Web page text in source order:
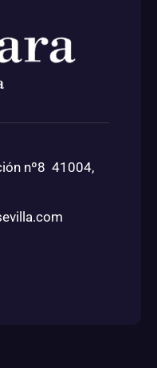
nº8 41004,